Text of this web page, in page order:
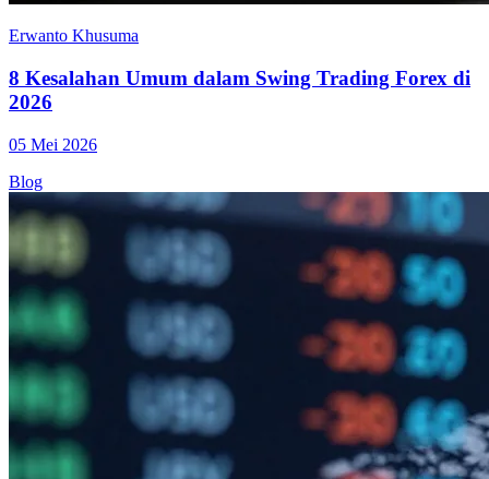
Erwanto Khusuma
8 Kesalahan Umum dalam Swing Trading Forex di
2026
05 Mei 2026
Blog